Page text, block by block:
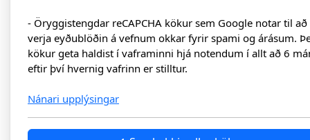
- Öryggistengdar reCAPCHA kökur sem Google notar til að
verja eyðublöðin á vefnum okkar fyrir spami og árásum.
kökur geta haldist í vaframinni hjá notendum í allt að 6
eftir því hvernig vafrinn er stilltur.
Nánari upplýsingar